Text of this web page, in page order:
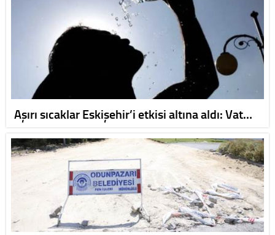
Aşırı sıcaklar Eskişehir’i etkisi altına aldı: Vat…